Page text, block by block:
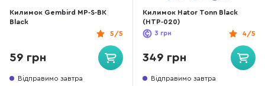
Килимок Gembird MP-S-BK
Black
5/5
59 грн
Відправимо завтра
Килимок Hator Tonn Black
(HTP-020)
4/5
3 грн
349 грн
Відправимо завтра